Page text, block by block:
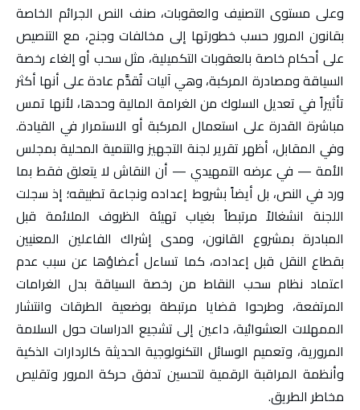
وعلى مستوى التصنيف والعقوبات، صنف النص الجرائم الخاصة
بقانون المرور حسب خطورتها إلى مخالفات وجنح، مع التنصيص
على أحكام خاصة بالعقوبات التكميلية، مثل سحب أو إلغاء رخصة
السياقة ومصادرة المركبة، وهي آليات تُقدَّم عادة على أنها أكثر
تأثيراً في تعديل السلوك من الغرامة المالية وحدها، لأنها تمس
مباشرة القدرة على استعمال المركبة أو الاستمرار في القيادة.
وفي المقابل، أظهر تقرير لجنة التجهيز والتنمية المحلية بمجلس
الأمة — في عرضه التمهيدي — أن النقاش لا يتعلق فقط بما
ورد في النص، بل أيضاً بشروط إعداده ونجاعة تطبيقه؛ إذ سجلت
اللجنة انشغالاً مرتبطاً بغياب تهيئة الظروف الملائمة قبل
المبادرة بمشروع القانون، ومدى إشراك الفاعلين المعنيين
بقطاع النقل قبل إعداده، كما تساءل أعضاؤها عن سبب عدم
اعتماد نظام سحب النقاط من رخصة السياقة بدل الغرامات
المرتفعة، وطرحوا قضايا مرتبطة بوضعية الطرقات وانتشار
الممهلات العشوائية، داعين إلى تشجيع الدراسات حول السلامة
المرورية، وتعميم الوسائل التكنولوجية الحديثة كالردارات الذكية
وأنظمة المراقبة الرقمية لتحسين تدفق حركة المرور وتقليص
مخاطر الطريق.